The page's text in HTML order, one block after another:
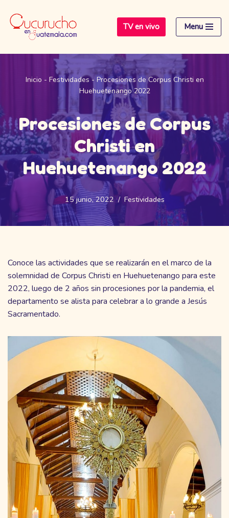
Saltar
contenido
TV en vivo Menu
Inicio - Festividades- Procesiones de Corpus Christi en
Huehuetenango 2022
Procesiones de Corpus
Christi en
Huehuetenango 2022
15 junio, 2022 Festividades
Conoce las actividades que se realizarán en el marco de la
solemnidad de Corpus Christi en Huehuetenango para este
2022, luego de 2 años sin procesiones por la pandemia, el
departamento se alista para celebrar a lo grande a Jesús
Sacramentado.